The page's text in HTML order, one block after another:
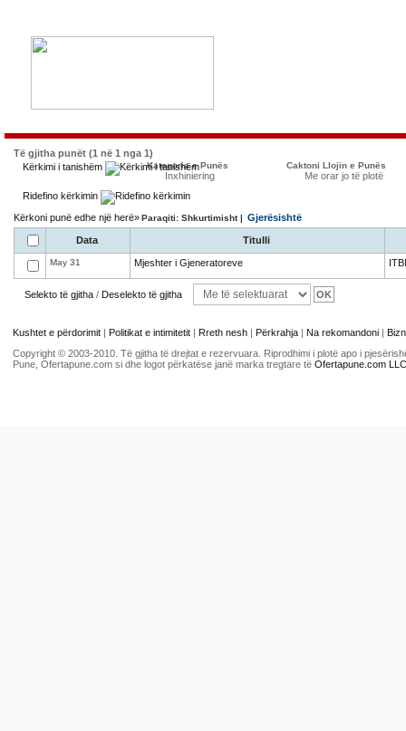
Të gjitha punët (1 në 1 nga 1)
Kërkimi i tanishëm
Kategoria e Punës
Inxhiniering
Caktoni Llojin e Punës
Me orar jo të plotë
Ridefino kërkimin
Kërkoni punë edhe një herë»Paraqiti: Shkurtimisht | Gjerësishtë
Data Titulli
May 31 Mjeshter i Gjeneratoreve
Selekto të gjitha / Deselekto të gjitha
Kushtet e përdorimit | Politikat e intimitetit | Rreth nesh | Përkrahja | Na rekomandoni |
Copyright © 2003-2010. Të gjitha të drejtat e rezervuara. Riprodhimi i plotë apo i
Pune, Ofertapune.com si dhe logot përkatëse janë marka tregtare të Ofertapune.com LLC